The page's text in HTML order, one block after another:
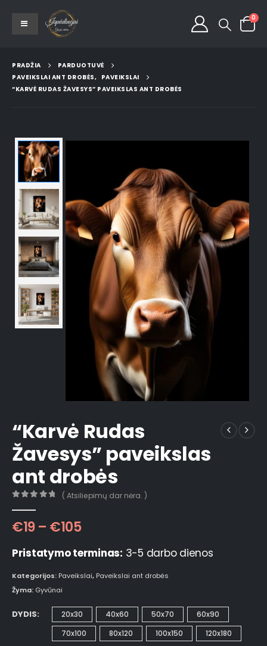
0
PRADŽIA
PARDUOTUVĖ
PAVEIKSLAI ANT DROBĖS, PAVEIKSLAI
“KARVĖ RUDAS ŽAVESYS” PAVEIKSLAS ANT DROBĖS
“Karvė Rudas
Žavesys” paveikslas
ant drobės
( Atsiliepimų dar nėra. )
€19 – €105
Pristatymo terminas: 3-5 darbo dienos
Kategorijos: Paveikslai, Paveikslai ant drobės
Žyma: Gyvūnai
DYDIS 20x30 40x60 50x70
60x90
70x100
80x120 100x150 120x180